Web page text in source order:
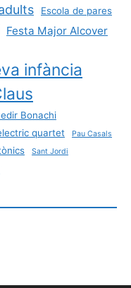
Escola de pares
Festa Major Alcover
infància
Bonachi
quartet Pau Casals
Sant Jordi